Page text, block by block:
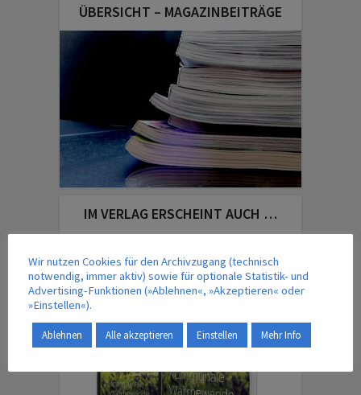
ÜBERSICHT – MAGAZINBEITRÄGE
IM VERLAG ERSCHEINT AUCH …
Wir nutzen Cookies für den Archivzugang (technisch
notwendig, immer aktiv) sowie für optionale Statistik- und
Advertising-Funktionen (»Ablehnen«, »Akzeptieren« oder
»Einstellen«).
Ablehnen Alle akzeptieren Einstellen Mehr Info